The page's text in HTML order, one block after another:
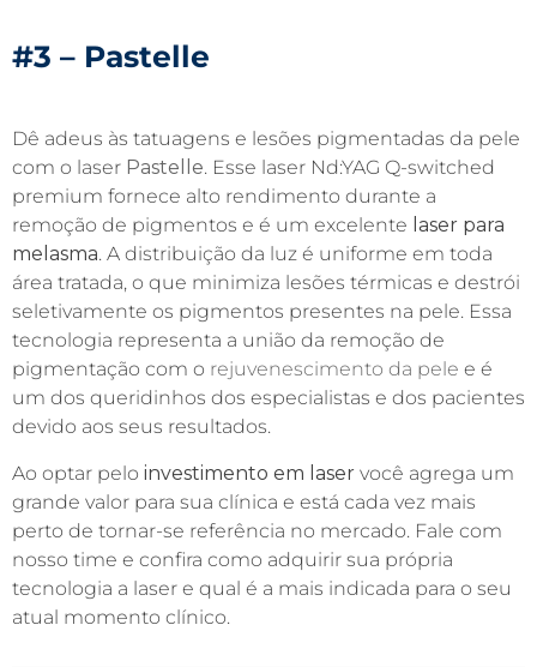
#3 – Pastelle
Dê adeus às tatuagens e lesões pigmentadas da pele
com o laser Pastelle. Esse laser Nd:YAG Q-switched
premium fornece alto rendimento durante a
remoção de pigmentos e é um excelente laser para
melasma. A distribuição da luz é uniforme em toda
área tratada, o que minimiza lesões térmicas e destrói
seletivamente os pigmentos presentes na pele. Essa
tecnologia representa a união da remoção de
pigmentação com o rejuvenescimento da pele e é
um dos queridinhos dos especialistas e dos pacientes
devido aos seus resultados.
Ao optar pelo investimento em laser você agrega um
grande valor para sua clínica e está cada vez mais
perto de tornar-se referência no mercado. Fale com
nosso time e confira como adquirir sua própria
tecnologia a laser e qual é a mais indicada para o seu
atual momento clínico.